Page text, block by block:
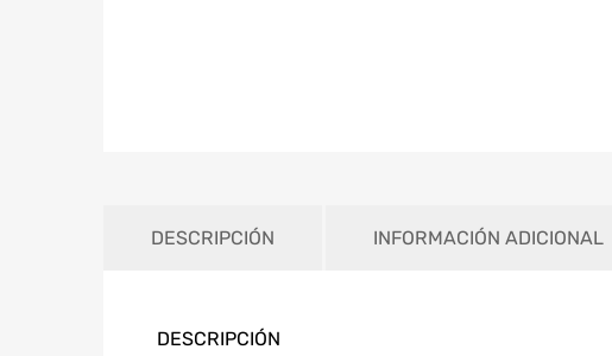
DESCRIPCIÓN INFORMACIÓN ADICIONAL
DESCRIPCIÓN